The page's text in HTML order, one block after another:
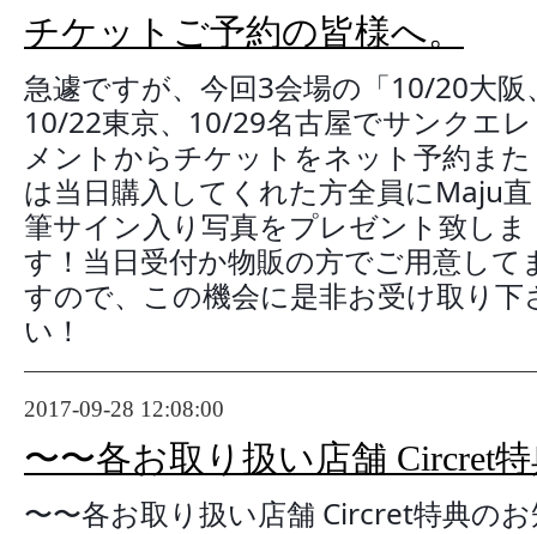
チケットご予約の皆様へ。
急遽ですが、今回3会場の「10/20大阪
10/22東京、10/29名古屋でサンクエレ
メントからチケットをネット予約また
は当日購入してくれた方全員にMaju直
筆サイン入り写真をプレゼント致しま
す！当日受付か物販の方でご用意して
すので、この機会に是非お受け取り下
い！
2017-09-28 12:08:00
〜〜各お取り扱い店舗 Circret
〜〜各お取り扱い店舗 Circret特典の